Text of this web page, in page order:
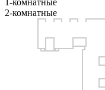
1-комнатные
2-комнатные